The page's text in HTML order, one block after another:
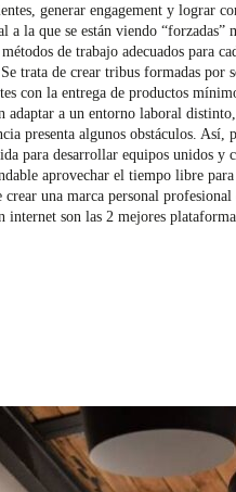
generar engagement y lograr
a la que se están viendo
de trabajo adecuados
trata de crear tribus formadas
con la entrega de productos
adaptar a un entorno laboral
presenta algunos obstáculos.
para desarrollar equipos unidos y
aprovechar el tiempo libre
una marca personal
son las 2 mejores